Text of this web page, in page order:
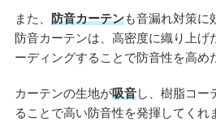
また、 防音カーテンも音漏れ対策に
防音カーテンは、高密度に織り上げ
ーディングすることで防音性を高め
カーテンの生地が吸音し、樹脂コー
ることで高い防音性を発揮してくれ